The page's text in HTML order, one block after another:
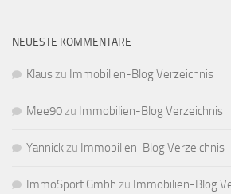
NEUESTE KOMMENTARE
Klauszu Immobilien-Blog Verzeichnis
Mee90zu Immobilien-Blog Verzeichnis
Yannickzu Immobilien-Blog Verzeichnis
ImmoSport Gmbh zu Immobilien-Blog